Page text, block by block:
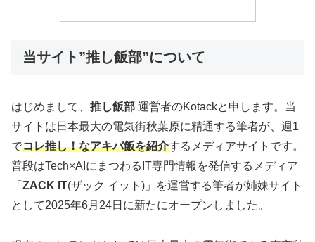
当サイト”推し飯部”について
はじめまして、 推し飯部 運営者のKotackと申します。当
サイトは日本最大の電気街秋葉原に精通する筆者が、週1
でコレ推し！なアキバ飯を紹介するメディアサイトです。
普段はTech×AIにまつわるIT専門情報を発信するメディア
「 ZACK IT(ザック イット)」を運営する筆者が姉妹サイト
として2025年6月24日に新たにオープンしました。